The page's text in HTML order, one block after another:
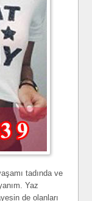
tadında ve
Yaz
de olanları